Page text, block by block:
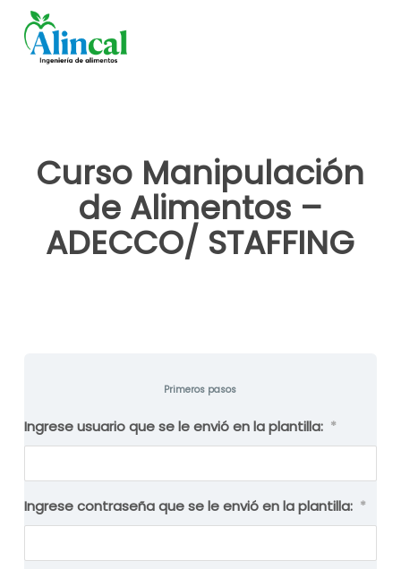
main
Curso Manipulación
de Alimentos –
ADECCO/ STAFFING
Primeros pasos
Ingrese usuario que se le envió en la plantilla: *
Ingrese contraseña que se le envió en la plantilla: *